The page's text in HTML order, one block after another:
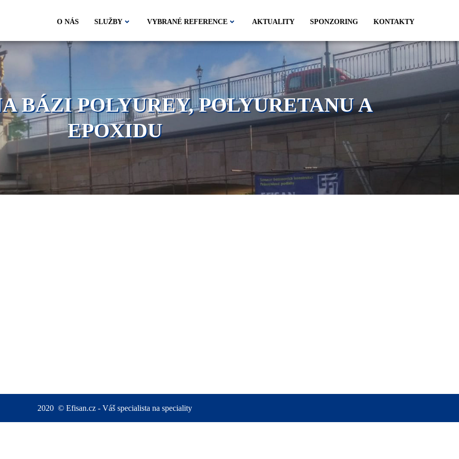
O NÁS SLUŽBY VYBRANÉ REFERENCE AKTUALITY SPONZORING KONTAKTY
BÁZI POLYUREY, POLYURETANU A
EPOXIDU
2020 © Efisan.cz - Váš specialista na speciality